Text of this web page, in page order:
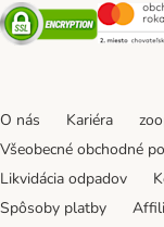
Security
O nás Kariéra
Všeobecné obchodné
Likvidácia odpadov
Spôsoby platby